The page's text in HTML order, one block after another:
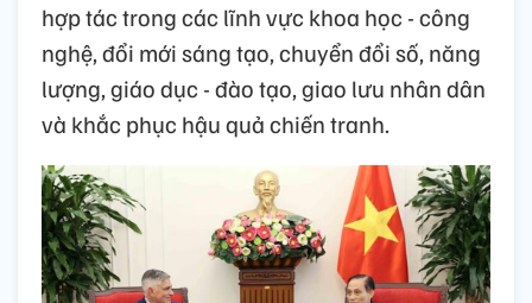
hợp tác trong các lĩnh vực khoa học - công
nghệ, đổi mới sáng tạo, chuyển đổi số, năng
lượng, giáo dục - đào tạo, giao lưu nhân dân
và khắc phục hậu quả chiến tranh.